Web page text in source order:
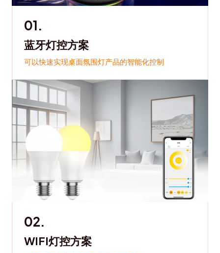
01.
蓝牙灯控方案
可以快速实现桌面氛围灯产品的智能化控制
02.
WIFI灯控方案